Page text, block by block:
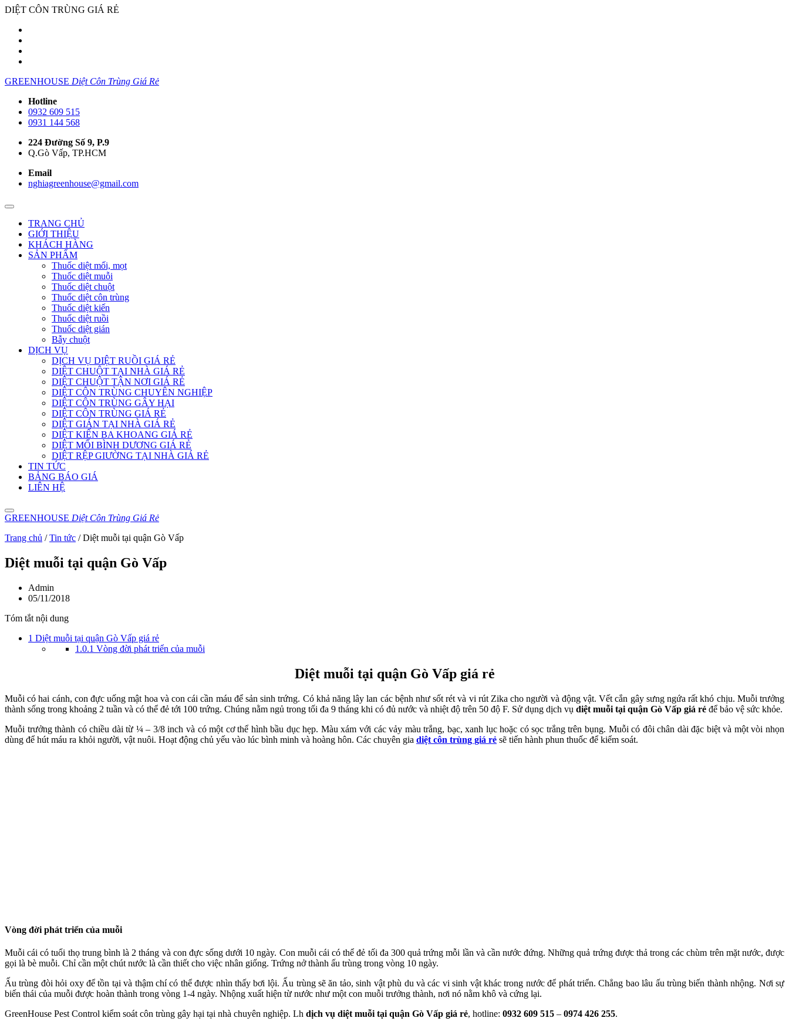
DIỆT CÔN TRÙNG GIÁ RẺ
GREENHOUSE Diệt Côn Trùng Giá Rẻ
Hotline
0932 609 515
0931 144 568
224 Đường Số 9, P.9
Q.Gò Vấp, TP.HCM
Email
nghiagreenhouse@gmail.com
TRANG CHỦ
GIỚI THIỆU
KHÁCH HÀNG
SẢN PHẨM
Thuốc diệt mối, mọt
Thuốc diệt muỗi
Thuốc diệt chuột
Thuốc diệt côn trùng
Thuốc diệt kiến
Thuốc diệt ruồi
Thuốc diệt gián
Bẫy chuột
DỊCH VỤ
DỊCH VỤ DIỆT RUỒI GIÁ RẺ
DIỆT CHUỘT TẠI NHÀ GIÁ RẺ
DIỆT CHUỘT TẬN NƠI GIÁ RẺ
DIỆT CÔN TRÙNG CHUYÊN NGHIỆP
DIỆT CÔN TRÙNG GÂY HẠI
DIỆT CÔN TRÙNG GIÁ RẺ
DIỆT GIÁN TẠI NHÀ GIÁ RẺ
DIỆT KIẾN BA KHOANG GIÁ RẺ
DIỆT MỐI BÌNH DƯƠNG GIÁ RẺ
DIỆT RỆP GIƯỜNG TẠI NHÀ GIÁ RẺ
TIN TỨC
BẢNG BÁO GIÁ
LIÊN HỆ
GREENHOUSE Diệt Côn Trùng Giá Rẻ
Trang chủ /Tin tức /Diệt muỗi tại quận Gò Vấp
Diệt muỗi tại quận Gò Vấp
Admin
05/11/2018
Tóm tắt nội dung
1 Diệt muỗi tại quận Gò Vấp giá rẻ
1.0.1 Vòng đời phát triển của muỗi
Diệt muỗi tại quận Gò Vấp giá rẻ
Muỗi có hai cánh, con đực uống mật hoa và con cái cần máu để sản sinh trứng. Có khả năng lây lan các bệnh như sốt rét và vi rút Zika cho người và động vật. Vết cắn gây sưng ngứa rất khó chịu. Muỗi trưởng
thành sống trong khoảng 2 tuần và có thể đẻ tới 100 trứng. Chúng nằm ngủ trong tối đa 9 tháng khi có đủ nước và nhiệt độ trên 50 độ F. Sử dụng dịch vụ diệt muỗi tại quận Gò Vấp giá rẻ để bảo vệ sức khỏe.
Muỗi trưởng thành có chiều dài từ ¼ – 3/8 inch và có một cơ thể hình bầu dục hẹp. Màu xám với các vảy màu trắng, bạc, xanh lục hoặc có sọc trắng trên bụng. Muỗi có đôi chân dài đặc biệt và một vòi nhọn
dùng để hút máu ra khỏi người, vật nuôi. Hoạt động chủ yếu vào lúc bình minh và hoàng hôn. Các chuyên gia diệt côn trùng giá rẻ sẽ tiến hành phun thuốc để kiểm soát.
Vòng đời phát triển của muỗi
Muỗi cái có tuổi thọ trung bình là 2 tháng và con đực sống dưới 10 ngày. Con muỗi cái có thể đẻ tối đa 300 quả trứng mỗi lần và cần nước đứng. Những quả trứng được thả trong các chùm trên mặt nước, được
gọi là bè muỗi. Chỉ cần một chút nước là cần thiết cho việc nhân giống. Trứng nở thành ấu trùng trong vòng 10 ngày.
Ấu trùng đòi hỏi oxy để tồn tại và thậm chí có thể được nhìn thấy bơi lội. Ấu trùng sẽ ăn tảo, sinh vật phù du và các vi sinh vật khác trong nước để phát triển. Chẳng bao lâu ấu trùng biến thành nhộng. Nơi sự
biến thái của muỗi được hoàn thành trong vòng 1-4 ngày. Nhộng xuất hiện từ nước như một con muỗi trưởng thành, nơi nó nằm khô và cứng lại.
GreenHouse Pest Control kiểm soát côn trùng gây hại tại nhà chuyên nghiệp. Lh dịch vụ diệt muỗi tại quận Gò Vấp giá rẻ, hotline: 0932 609 515 – 0974 426 255.